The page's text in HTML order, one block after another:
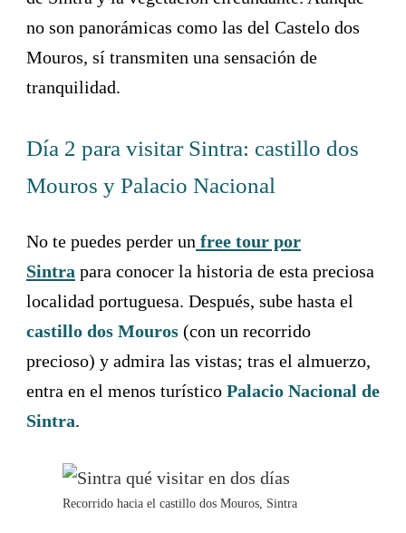
no son panorámicas como las del Castelo dos
Mouros, sí transmiten una sensación de
tranquilidad.
Día 2 para visitar Sintra: castillo dos
Mouros y Palacio Nacional
No te puedes perder un free tour por
Sintra para conocer la historia de esta preciosa
localidad portuguesa. Después, sube hasta el
castillo dos Mouros (con un recorrido
precioso) y admira las vistas; tras el almuerzo,
entra en el menos turístico Palacio Nacional de
Sintra.
Recorrido hacia el castillo dos Mouros, Sintra